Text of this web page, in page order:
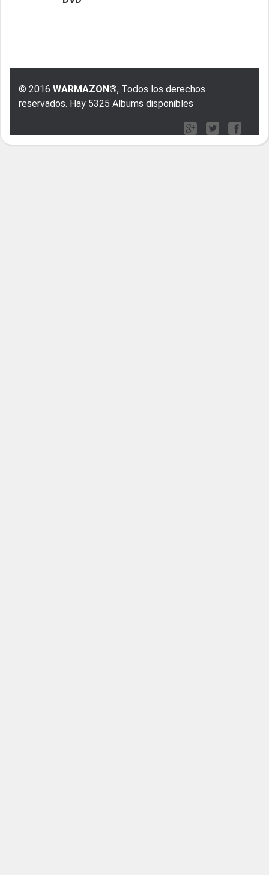
© 2016 WARMAZON®, Todos los derechos
reservados. Hay 5325 Albums disponibles